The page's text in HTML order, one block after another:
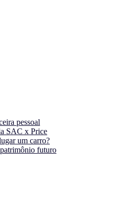
pessoal
SAC x Price
um carro?
futuro